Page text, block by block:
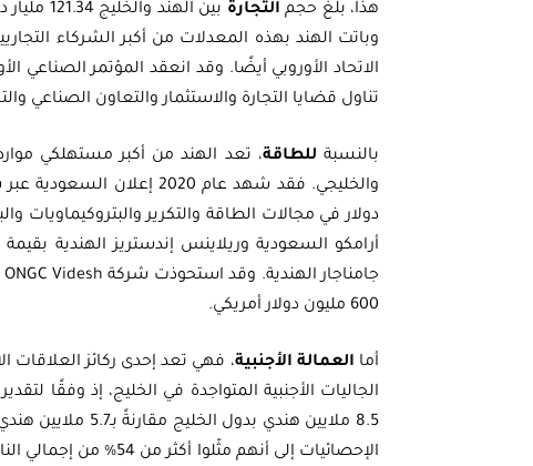
هذا، بلغ حجم التجارة
وباتت الهند بهذه المعدلات من أكبر الشركاء
تناول قضايا التجارة والاستثمار والتعاون الصناعي
بالنسبة للطاقة، تعد الهند من أكبر مستهلكي
دولار في مجالات الطاقة والتكرير والبتروكيماويات
600 مليون دولار أمريكي.
أما العمالة الأجنبية، فهي تعد إحدى ركائز العلاقات
الإحصائيات إلى أنهم